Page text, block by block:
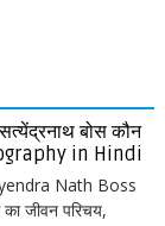
बोस कौन
in Hindi
Nath Boss
जीवन परिचय,